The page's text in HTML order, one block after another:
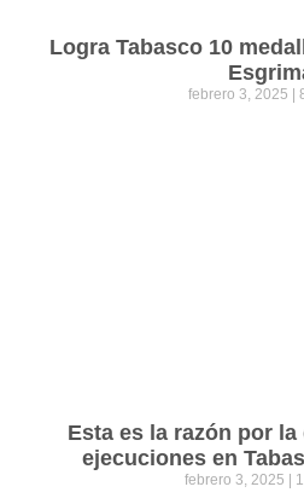
Logra Tabasco 10
febrero 3, 2025
Esta es la razón por
ejecuciones en
febrero 3, 2025